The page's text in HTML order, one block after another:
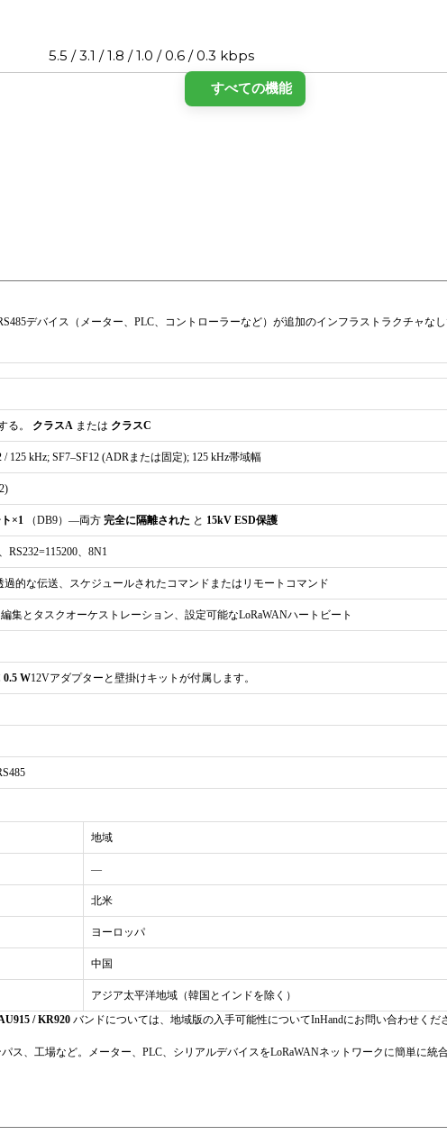
5.5 / 3.1 / 1.8 / 1.0 / 0.6 / 0.3 kbps
EU433、CN470、CN779、EU868、AS923、AU915、KR920
完全絶縁、内蔵15kV ESD
1 x DB9
2400～115200bps、デフォルト9600bps、8N1
3.81 mm 2ピン端子×1
ポート1：3.81mm 2ピン端子、ポート2：DC 5.5 x 2.1mm
DC12V、1A
平均≦0.5W
5～95%（非凝縮型）
-20 °C ~ 70 °C (-4 °F ~ 158 °F)
-40 °C ~ 85 °C (-40 °F ~ 185 °F)
オン：LoRaデータ送信中、オフ：待機状態
オン：通常電源；オフ：低電圧または故障
Blinks: RS-232 data received; Off: idle
Blinks: RS-485 data received; Off: idle
点滅：正常動作；点灯/消灯：故障
チャンネルと送信電力は調整可能です
すべての機能
デバイス（メーター、PLC、コントローラーなど）が追加のインフラストラクチャな
る。 クラスA または クラスC
/ 125 kHz; SF7–SF12 (ADRまたは固定); 125 kHz帯域幅
×1 （DB9）—両方 完全に隔離された と 15kV ESD保護
RS232=115200、8N1
的な伝送、スケジュールされたコマンドまたはリモートコマンド
集とタスクオーケストレーション、設定可能なLoRaWANハートビート
0.5 W12Vアダプターと壁掛けキットが付属します。
地域
—
北米
ヨーロッパ
中国
アジア太平洋地域（韓国とインドを除く）
/ KR920 バンドについては、地域版の入手可能性についてInHandにお問い合わせくだ
、工場など。メーター、PLC、シリアルデバイスをLoRaWANネットワークに簡単に統合